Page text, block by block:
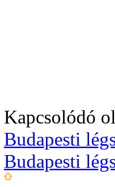
Kapcsolódó
Budapesti
Budapesti